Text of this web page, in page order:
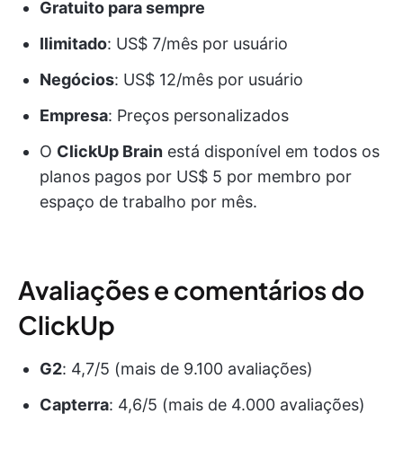
Gratuito para sempre
Ilimitado: US$ 7/mês por usuário
Negócios: US$ 12/mês por usuário
Empresa: Preços personalizados
O ClickUp Brain está disponível em todos os
planos pagos por US$ 5 por membro por
espaço de trabalho por mês.
Avaliações e comentários do
ClickUp
G2: 4,7/5 (mais de 9.100 avaliações)
Capterra: 4,6/5 (mais de 4.000 avaliações)